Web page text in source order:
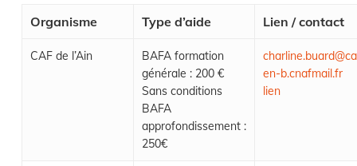
Organisme Type d’aide Lien / contact
CAF de l’Ain
BAFA formation
générale : 200 €
Sans conditions
BAFA
approfondissement :
250€
en-b.cnafmail.fr
lien